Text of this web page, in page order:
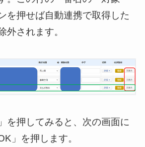
を押せば自動連携で取得した
外されます。
を押してみると、次の画面に
」を押します。